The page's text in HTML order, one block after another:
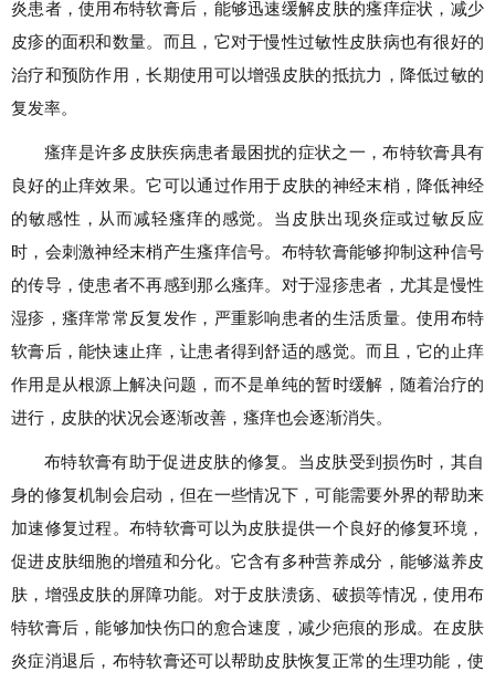
炎患者，使用布特软膏后，能够迅速缓解皮肤的瘙痒症状，减少
皮疹的面积和数量。而且，它对于慢性过敏性皮肤病也有很好的
治疗和预防作用，长期使用可以增强皮肤的抵抗力，降低过敏的
复发率。
瘙痒是许多皮肤疾病患者最困扰的症状之一，布特软膏具有
良好的止痒效果。它可以通过作用于皮肤的神经末梢，降低神经
的敏感性，从而减轻瘙痒的感觉。当皮肤出现炎症或过敏反应
时，会刺激神经末梢产生瘙痒信号。布特软膏能够抑制这种信号
的传导，使患者不再感到那么瘙痒。对于湿疹患者，尤其是慢性
湿疹，瘙痒常常反复发作，严重影响患者的生活质量。使用布特
软膏后，能快速止痒，让患者得到舒适的感觉。而且，它的止痒
作用是从根源上解决问题，而不是单纯的暂时缓解，随着治疗的
进行，皮肤的状况会逐渐改善，瘙痒也会逐渐消失。
布特软膏有助于促进皮肤的修复。当皮肤受到损伤时，其自
身的修复机制会启动，但在一些情况下，可能需要外界的帮助来
加速修复过程。布特软膏可以为皮肤提供一个良好的修复环境，
促进皮肤细胞的增殖和分化。它含有多种营养成分，能够滋养皮
肤，增强皮肤的屏障功能。对于皮肤溃疡、破损等情况，使用布
特软膏后，能够加快伤口的愈合速度，减少疤痕的形成。在皮肤
炎症消退后，布特软膏还可以帮助皮肤恢复正常的生理功能，使